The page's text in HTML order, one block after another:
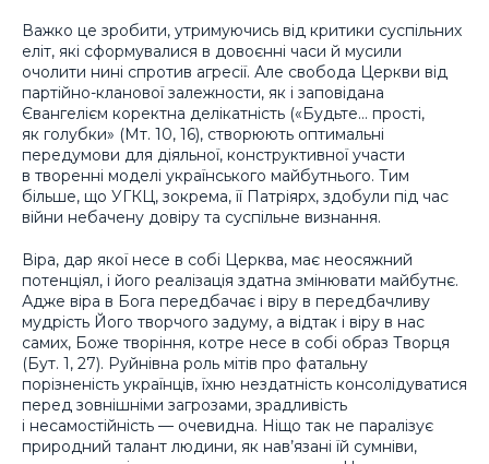
Важко це зробити, утримуючись від критики суспільних
еліт, які сформувалися в довоєнні часи й мусили
очолити нині спротив агресії. Але свобода Церкви від
партійно-кланової залежности, як і заповідана
Євангелієм коректна делікатність («Будьте… прості,
як голубки» (Мт. 10, 16), створюють оптимальні
передумови для діяльної, конструктивної участи
в творенні моделі українського майбутнього. Тим
більше, що УГКЦ, зокрема, її Патріярх, здобули під час
війни небачену довіру та суспільне визнання.
Віра, дар якої несе в собі Церква, має неосяжний
потенціял, і його реалізація здатна змінювати майбутнє.
Адже віра в Бога передбачає і віру в передбачливу
мудрість Його творчого задуму, а відтак і віру в нас
самих, Боже творіння, котре несе в собі образ Творця
(Бут. 1, 27). Руйнівна роль мітів про фатальну
порізненість українців, їхню нездатність консолідуватися
перед зовнішніми загрозами, зрадливість
і несамостійність — очевидна. Ніщо так не паралізує
природний талант людини, як нав’язані їй сумніви,